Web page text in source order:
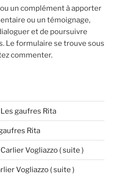
un complément à apporter
ou un témoignage,
et de poursuivre
Le formulaire se trouve sous
commenter.
Les gaufres Rita
Rita
Carlier Vogliazzo ( suite )
Vogliazzo ( suite )